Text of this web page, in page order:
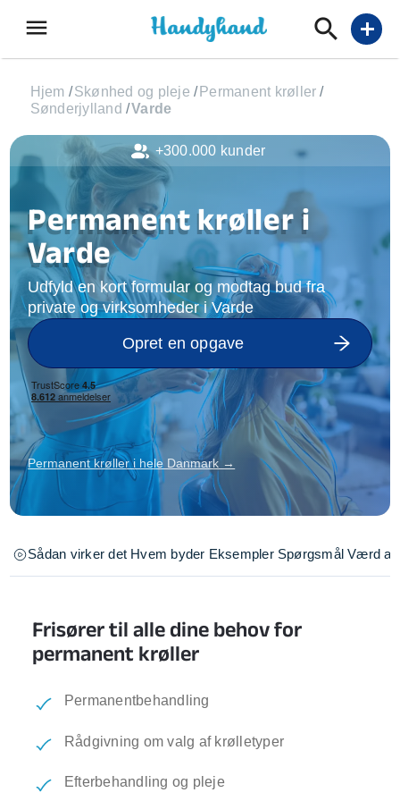
menu add
Hjem /Skønhed og pleje / Permanent krøller /
Sønderjylland /Varde
Permanent krøller i
Varde
Udfyld en kort formular og modtag bud fra
private og virksomheder i Varde
Opret en opgave
Permanent krøller i hele Danmark →
Sådan virker det Hvem byder Eksempler Spørgsmål Værd at
Frisører til alle dine behov for
permanent krøller
Permanentbehandling
Rådgivning om valg af krølletyper
Efterbehandling og pleje
+300.000 kunder